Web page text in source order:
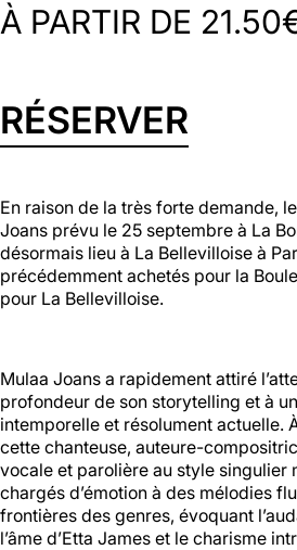
Mentions légalesPolitique de
Halle aux
Oliviers🍴
Voir la carte
Réserver une table
Le Toit
À PARTIR DE
RÉSERVER
En raison de la très forte demande,
Joans prévu le 25 septembre à La
désormais lieu à La Bellevilloise à
précédemment achetés pour la
pour La Bellevilloise.
Mulaa Joans a rapidement attiré
profondeur de son storytelling et à
intemporelle et résolument actuelle.
cette chanteuse, auteure-
vocale et parolière au style singulier
chargés d’émotion à des mélodies
frontières des genres, évoquant
l’âme d’Etta James et le charisme